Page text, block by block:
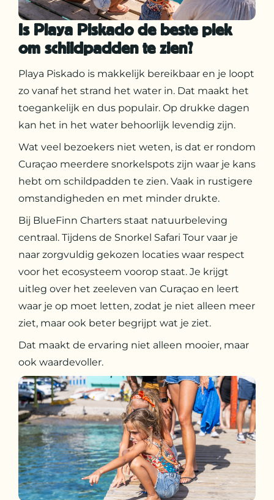
Is Playa Piskado de beste plek
om schildpadden te zien?
Playa Piskado is makkelijk bereikbaar en je loopt
zo vanaf het strand het water in. Dat maakt het
toegankelijk en dus populair. Op drukke dagen
kan het in het water behoorlijk levendig zijn.
Wat veel bezoekers niet weten, is dat er rondom
Curaçao meerdere snorkelspots zijn waar je kans
hebt om schildpadden te zien. Vaak in rustigere
omstandigheden en met minder drukte.
Bij BlueFinn Charters staat natuurbeleving
centraal. Tijdens de Snorkel Safari Tour vaar je
naar zorgvuldig gekozen locaties waar respect
voor het ecosysteem voorop staat. Je krijgt
uitleg over het zeeleven van Curaçao en leert
waar je op moet letten, zodat je niet alleen meer
ziet, maar ook beter begrijpt wat je ziet.
Dat maakt de ervaring niet alleen mooier, maar
ook waardevoller.